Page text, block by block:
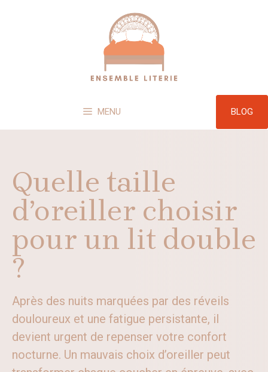
MENU BLOG
Quelle taille
d’oreiller choisir
pour un lit double
?
Après des nuits marquées par des réveils
douloureux et une fatigue persistante, il
devient urgent de repenser votre confort
nocturne. Un mauvais choix d’oreiller peut